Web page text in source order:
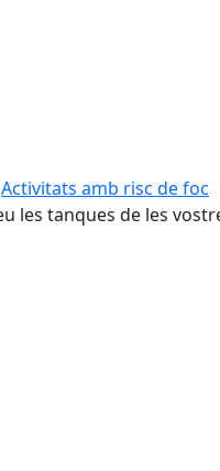
Activitats amb risc de foc